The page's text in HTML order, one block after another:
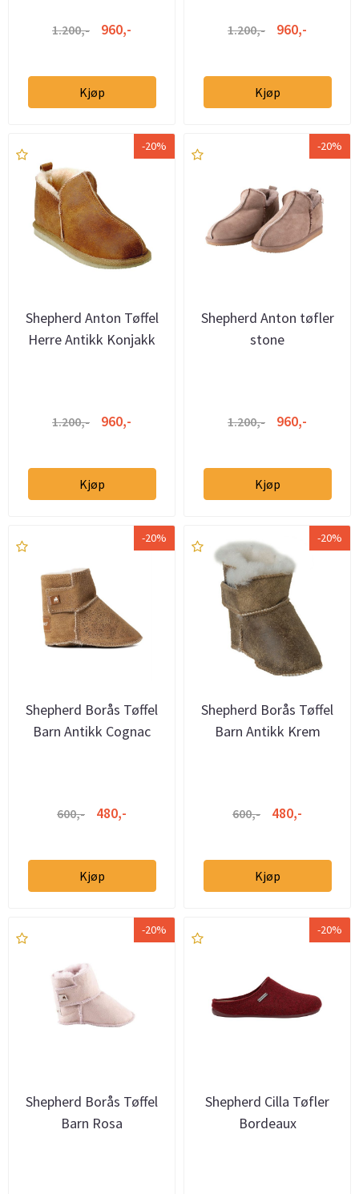
1.200,- 960,-
Kjøp
1.200,- 960,-
Kjøp
-20%
Shepherd Anton Tøffel
Herre Antikk Konjakk
1.200,- 960,-
Kjøp
-20%
Shepherd Anton tøfler
stone
1.200,- 960,-
Kjøp
-20%
Shepherd Borås Tøffel
Barn Antikk Cognac
600,- 480,-
Kjøp
-20%
Shepherd Borås Tøffel
Barn Antikk Krem
600,- 480,-
Kjøp
-20%
Shepherd Borås Tøffel
Barn Rosa
-20%
Shepherd Cilla Tøfler
Bordeaux